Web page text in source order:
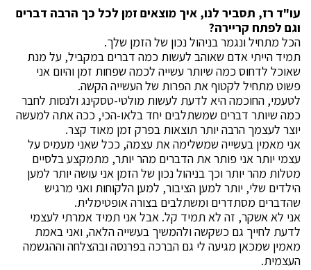
עו"ד רז, תסביר לנו, איך מוצאים זמן לכל כך הרבה דברים
וגם לפתח קריירה?
הכל מתחיל ונגמר בניהול נכון של הזמן שלך.
תמיד הייתי אדם שאוהב לעשות כמה דברים במקביל, על מנת
שאוכל לדחוס כמה שיותר עשייה לכמה שפחות זמן והיום אני
פשוט מתחיל לקטוף את הפרות של העשייה הקשה.
לטעמי, החוכמה היא לדעת לעשות מולטי-טסקינג ולנסות לחבר
כמה שיותר דברים שמשתלבים יחד בלאו-הכי, ככה אתה למעשה
יוצר לעצמך הרבה יותר תוצאות בפרק זמן מאוד קצר.
אני מאמין בעשייה שמשלימה את עצמה, ככל שאני מעמיס על
עצמי יותר אני פותר את הדברים מהר יותר, מתמקצע בלסיים
מטלות מהר יותר וכך בניהול נכון של הזמן אני עושה יותר למען
הילדים שלי, יותר למען הציבור, למען הלקוחות ואני מרגיש
שהדברים מסתדרים ומשתלבים בצורה אופטימלית.
אני לא אשקר, זה לא תמיד קל. אבל אני תמיד אמרתי לעצמי
לדעת לחייך גם כשקשה ולהמשיך בעשייה הלאה, ואני באמת
מאמין שמכאן מגיעה לי גם הברכה בפרנסה ובהצלחה וההגשמה
העצמית.